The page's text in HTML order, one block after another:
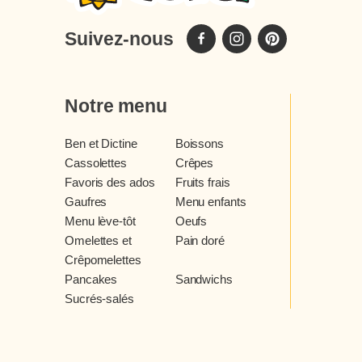
Suivez-nous
Notre menu
Ben et Dictine
Boissons
Cassolettes
Crêpes
Favoris des ados
Fruits frais
Gaufres
Menu enfants
Menu lève-tôt
Oeufs
Omelettes et
Crêpomelettes
Pain doré
Pancakes
Sandwichs
Sucrés-salés